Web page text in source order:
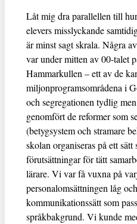
Låt mig dra parallellen till
elevers misslyckande
är minst sagt skrala. Några
var under mitten av 00-talet
Hammarkullen – ett av de
miljonprogramsområdena i
och segregationen tydlig
genomfört de reformer som
(betygsystem och stramare
skolan organiseras på ett
förutsättningar för tätt
lärare. Vi var få vuxna på
personalomsättningen låg
kommunikationssätt som
språkbakgrund. Vi kunde